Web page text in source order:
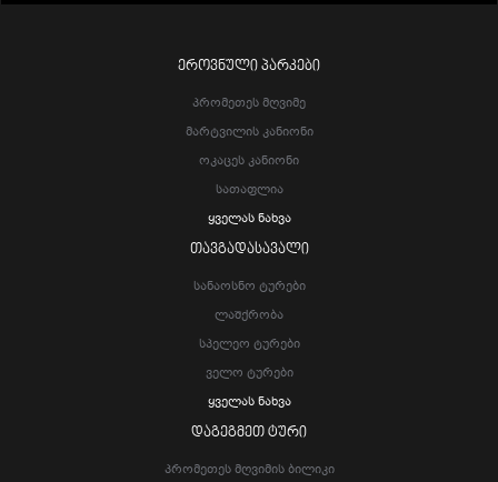
ᲔᲠᲝᲕᲜᲣᲚᲘ ᲞᲐᲠᲙᲔᲑᲘ
Პრომეთეს Მღვიმე
Მარტვილის Კანიონი
Ოკაცეს Კანიონი
Სათაფლია
Ყველას Ნახვა
ᲗᲐᲕᲒᲐᲓᲐᲡᲐᲕᲐᲚᲘ
Სანაოსნო Ტურები
Ლაშქრობა
Სპელეო Ტურები
Ველო Ტურები
Ყველას Ნახვა
ᲓᲐᲒᲔᲒᲛᲔᲗ ᲢᲣᲠᲘ
Პრომეთეს Მღვიმის Ბილიკი